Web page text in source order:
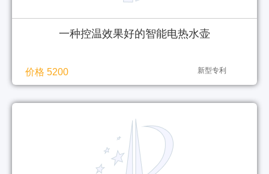
一种控温效果好的智能电热水壶
价格 5200 新型专利